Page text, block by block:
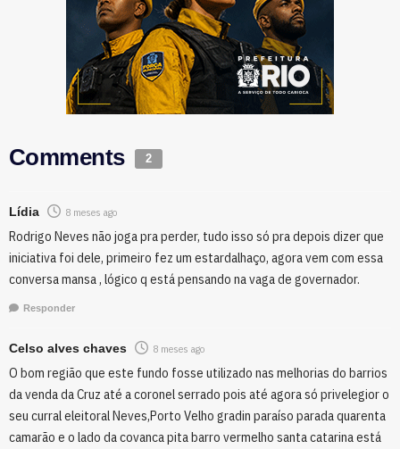
Comments 2
Lídia 8 meses ago
Rodrigo Neves não joga pra perder, tudo isso só pra depois dizer que
iniciativa foi dele, primeiro fez um estardalhaço, agora vem com essa
conversa mansa , lógico q está pensando na vaga de governador.
Responder
Celso alves chaves 8 meses ago
O bom região que este fundo fosse utilizado nas melhorias do barrios
da venda da Cruz até a coronel serrado pois até agora só privelegior o
seu curral eleitoral Neves,Porto Velho gradin paraíso parada quarenta
camarão e o lado da covanca pita barro vermelho santa catarina está